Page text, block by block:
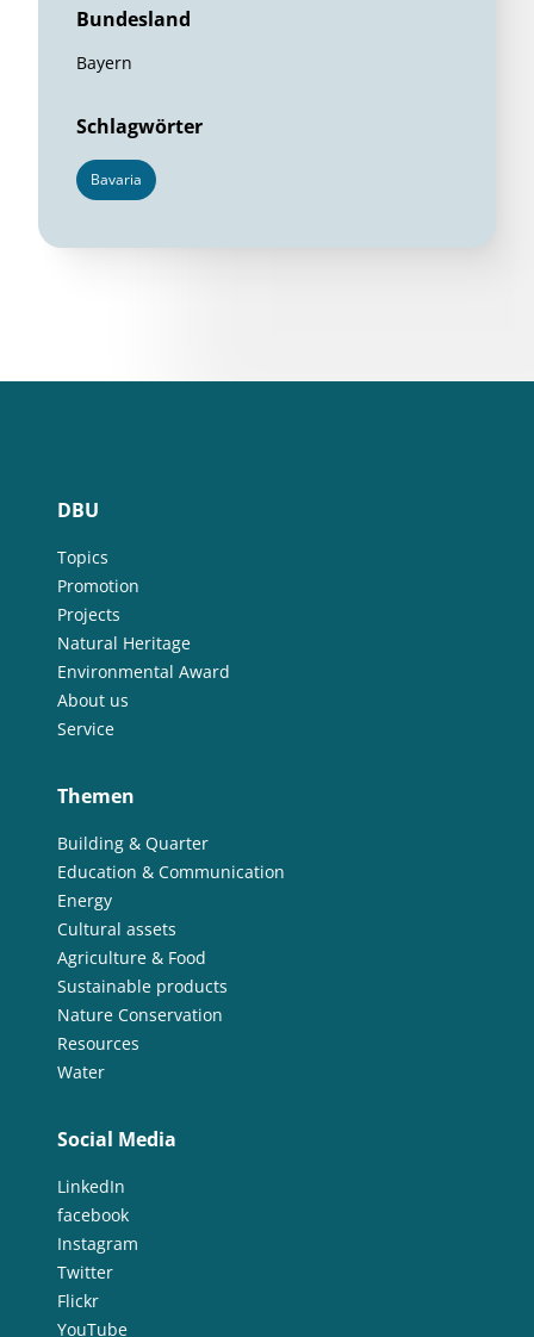
Bundesland
Bayern
Schlagwörter
Bavaria
DBU
Topics
Promotion
Projects
Natural Heritage
Environmental Award
About us
Service
Themen
Building & Quarter
Education & Communication
Energy
Cultural assets
Agriculture & Food
Sustainable products
Nature Conservation
Resources
Water
Social Media
LinkedIn
facebook
Instagram
Twitter
Flickr
YouTube